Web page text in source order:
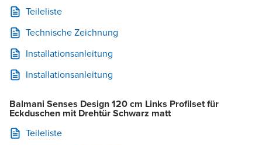
Teileliste
Technische Zeichnung
Installationsanleitung
Installationsanleitung
Balmani Senses Design 120 cm Links Profilset für
Eckduschen mit Drehtür Schwarz matt
Teileliste